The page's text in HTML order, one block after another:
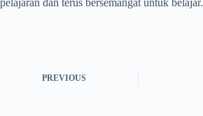
pelajaran dan terus bersemangat untuk belajar.
PREVIOUS